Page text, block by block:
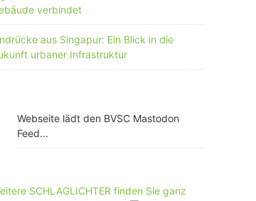
verbindet
aus Singapur: Ein Blick in die
urbaner Infrastruktur
Webseite lädt den BVSC Mastodon
Feed...
SCHLAGLICHTER finden Sie ganz